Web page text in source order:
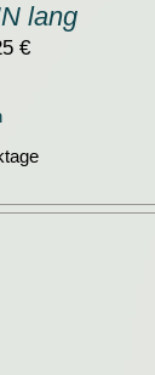
lang
€